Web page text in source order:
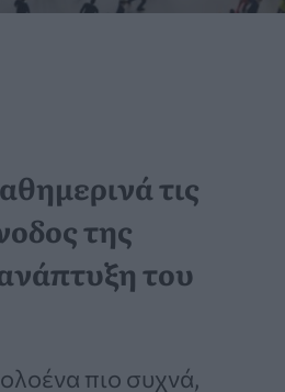
τις
της
του
πιο συχνά,